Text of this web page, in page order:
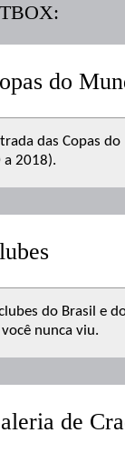
do
das Copas do
2018).
do Brasil e
nunca viu.
de